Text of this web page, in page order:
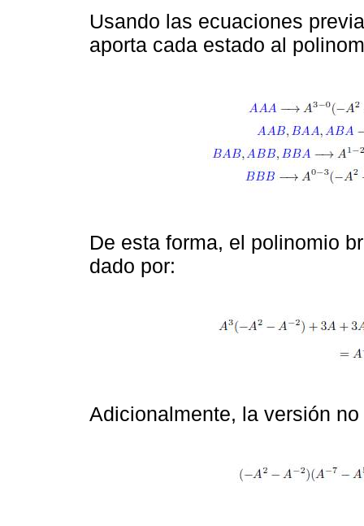
Usando las ecuaciones
aporta cada estado al
De esta forma, el polinomio
dado por:
Adicionalmente, la versión